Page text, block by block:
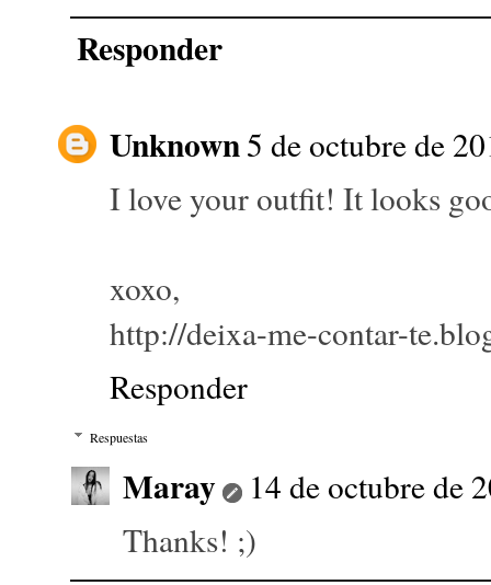
Responder
Unknown5 de octubre de
I love your outfit! It looks
xoxo,
http://deixa-me-contar-
Responder
Respuestas
Maray
14 de octubre de
Thanks! ;)